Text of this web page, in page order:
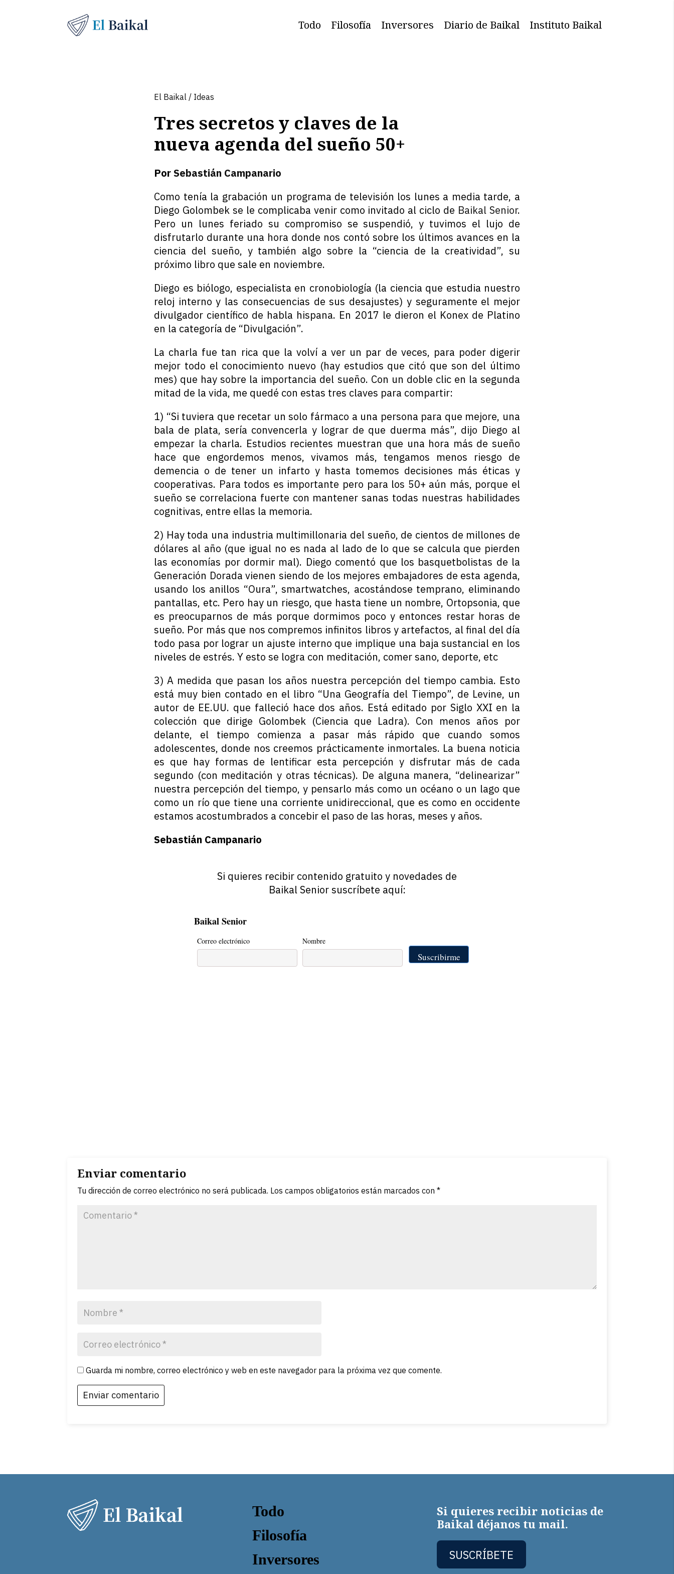
Todo Filosofía Inversores Diario de Baikal Instituto Baikal
El Baikal / Ideas
Tres secretos y claves de la
nueva agenda del sueño 50+
Por Sebastián Campanario
Como tenía la grabación un programa de televisión los lunes a media tarde, a
Diego Golombek se le complicaba venir como invitado al ciclo de Baikal Senior.
Pero un lunes feriado su compromiso se suspendió, y tuvimos el lujo de
disfrutarlo durante una hora donde nos contó sobre los últimos avances en la
ciencia del sueño, y también algo sobre la “ciencia de la creatividad”, su
próximo libro que sale en noviembre.
Diego es biólogo, especialista en cronobiología (la ciencia que estudia nuestro
reloj interno y las consecuencias de sus desajustes) y seguramente el mejor
divulgador científico de habla hispana. En 2017 le dieron el Konex de Platino
en la categoría de “Divulgación”.
La charla fue tan rica que la volví a ver un par de veces, para poder digerir
mejor todo el conocimiento nuevo (hay estudios que citó que son del último
mes) que hay sobre la importancia del sueño. Con un doble clic en la segunda
mitad de la vida, me quedé con estas tres claves para compartir:
1) “Si tuviera que recetar un solo fármaco a una persona para que mejore, una
bala de plata, sería convencerla y lograr de que duerma más”, dijo Diego al
empezar la charla. Estudios recientes muestran que una hora más de sueño
hace que engordemos menos, vivamos más, tengamos menos riesgo de
demencia o de tener un infarto y hasta tomemos decisiones más éticas y
cooperativas. Para todos es importante pero para los 50+ aún más, porque el
sueño se correlaciona fuerte con mantener sanas todas nuestras habilidades
cognitivas, entre ellas la memoria.
2) Hay toda una industria multimillonaria del sueño, de cientos de millones de
dólares al año (que igual no es nada al lado de lo que se calcula que pierden
las economías por dormir mal). Diego comentó que los basquetbolistas de la
Generación Dorada vienen siendo de los mejores embajadores de esta agenda,
usando los anillos “Oura”, smartwatches, acostándose temprano, eliminando
pantallas, etc. Pero hay un riesgo, que hasta tiene un nombre, Ortopsonia, que
es preocuparnos de más porque dormimos poco y entonces restar horas de
sueño. Por más que nos compremos infinitos libros y artefactos, al final del día
todo pasa por lograr un ajuste interno que implique una baja sustancial en los
niveles de estrés. Y esto se logra con meditación, comer sano, deporte, etc
3) A medida que pasan los años nuestra percepción del tiempo cambia. Esto
está muy bien contado en el libro “Una Geografía del Tiempo”, de Levine, un
autor de EE.UU. que falleció hace dos años. Está editado por Siglo XXI en la
colección que dirige Golombek (Ciencia que Ladra). Con menos años por
delante, el tiempo comienza a pasar más rápido que cuando somos
adolescentes, donde nos creemos prácticamente inmortales. La buena noticia
es que hay formas de lentificar esta percepción y disfrutar más de cada
segundo (con meditación y otras técnicas). De alguna manera, “delinearizar”
nuestra percepción del tiempo, y pensarlo más como un océano o un lago que
como un río que tiene una corriente unidireccional, que es como en occidente
estamos acostumbrados a concebir el paso de las horas, meses y años.
Sebastián Campanario
Si quieres recibir contenido gratuito y novedades de
Baikal Senior suscríbete aquí:
Baikal Senior
Correo electrónico Nombre
Enviar comentario
Tu dirección de correo electrónico no será publicada. Los campos obligatorios están marcados con*
Guarda mi nombre, correo electrónico y web en este navegador para la próxima vez que comente.
Todo
Filosofía
Inversores
Si quieres recibir noticias de
Baikal déjanos tu mail.
SUSCRÍBETE